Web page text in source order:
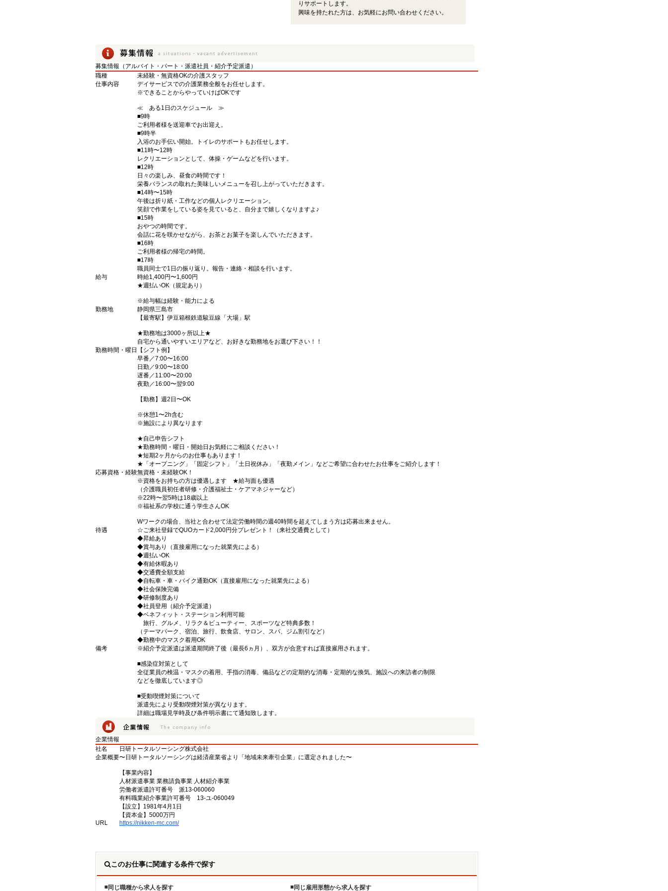
りサポートします。
興味を持たれた方は、お気軽にお問い合わせください。
募集情報（アルバイト・パート・派遣社員・紹介予定派遣）
職種
未経験・無資格OKの介護スタッフ
仕事内容
デイサービスでの介護業務全般をお任せします。
※できることからやっていけばOKです
≪ ある1日のスケジュール ≫
■9時
ご利用者様を送迎車でお出迎え。
■9時半
入浴のお手伝い開始。トイレのサポートもお任せします。
■11時〜12時
レクリエーションとして、体操・ゲームなどを行います。
■12時
日々の楽しみ、昼食の時間です！
栄養バランスの取れた美味しいメニューを召し上がっていただきます。
■14時〜15時
午後は折り紙・工作などの個人レクリエーション。
笑顔で作業をしている姿を見ていると、自分まで嬉しくなりますよ♪
■15時
おやつの時間です。
会話に花を咲かせながら、お茶とお菓子を楽しんでいただきます。
■16時
ご利用者様の帰宅の時間。
■17時
職員同士で1日の振り返り。報告・連絡・相談を行います。
給与
時給1,400円〜1,600円
★週払いOK（規定あり）
※給与幅は経験・能力による
勤務地
静岡県三島市
【最寄駅】伊豆箱根鉄道駿豆線「大場」駅
★勤務地は3000ヶ所以上★
自宅から通いやすいエリアなど、お好きな勤務地をお選び下さい！！
勤務時間・曜日
【シフト例】
早番／7:00〜16:00
日勤／9:00〜18:00
遅番／11:00〜20:00
夜勤／16:00〜翌9:00
【勤務】週2日〜OK
※休憩1〜2h含む
※施設により異なります
★自己申告シフト
★勤務時間・曜日・開始日お気軽にご相談ください！
★短期2ヶ月からのお仕事もあります！
★「オープニング」「固定シフト」「土日祝休み」「夜勤メイン」などご希望に合わせたお仕事をご紹介します！
応募資格・経験無資格・未経験OK！
※資格をお持ちの方は優遇します ★給与面も優遇
（介護職員初任者研修・介護福祉士・ケアマネジャーなど）
※22時〜翌5時は18歳以上
※福祉系の学校に通う学生さんOK
Wワークの場合、当社と合わせて法定労働時間の週40時間を超えてしまう方は応募出来ません。
待遇
☆ご来社登録でQUOカード2,000円分プレゼント！（来社交通費として）
◆昇給あり
◆賞与あり（直接雇用になった就業先による）
◆週払いOK
◆有給休暇あり
◆交通費全額支給
◆自転車・車・バイク通勤OK（直接雇用になった就業先による）
◆社会保険完備
◆研修制度あり
◆社員登用（紹介予定派遣）
◆ベネフィット・ステーション利用可能
旅行、グルメ、リラク＆ビューティー、スポーツなど特典多数！
（テーマパーク、宿泊、旅行、飲食店、サロン、スパ、ジム割引など）
◆勤務中のマスク着用OK
備考
※紹介予定派遣は派遣期間終了後（最長6ヵ月）、双方が合意すれば直接雇用されます。
■感染症対策として
全従業員の検温・マスクの着用、手指の消毒、備品などの定期的な消毒・定期的な換気、施設への来訪者の制限
などを徹底しています◎
■受動喫煙対策について
派遣先により受動喫煙対策が異なります。
詳細は職場見学時及び条件明示書にて通知致します。
企業情報
社名
日研トータルソーシング株式会社
企業概要〜日研トータルソーシングは経済産業省より「地域未来牽引企業」に選定されました〜
【事業内容】
人材派遣事業 業務請負事業 人材紹介事業
労働者派遣許可番号 派13-060060
有料職業紹介事業許可番号 13-ユ-060049
【設立】1981年4月1日
【資本金】5000万円
URL
https://nikken-mc.com/
このお仕事に関連する条件で探す
同じ職種から求人を探す
同じ雇用形態から求人を探す